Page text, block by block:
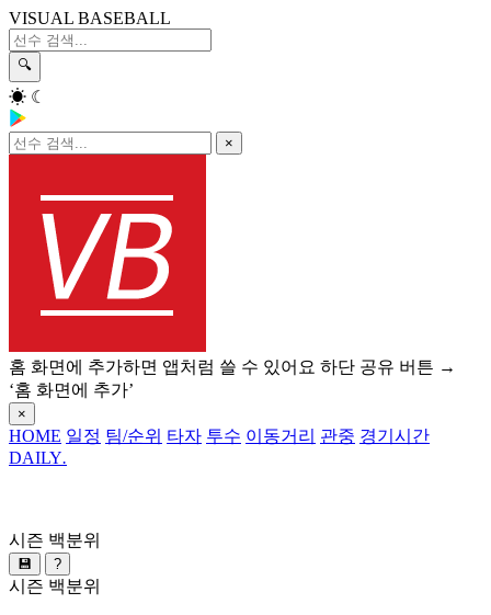
VISUAL BASEBALL
🔍
☀ ☾
×
홈 화면에 추가하면 앱처럼 쓸 수 있어요 하단 공유 버튼 →
‘홈 화면에 추가’
×
HOME 일정 팀/순위 타자 투수 이동거리 관중 경기시간
DAILY.
시즌 백분위
💾 ?
시즌 백분위